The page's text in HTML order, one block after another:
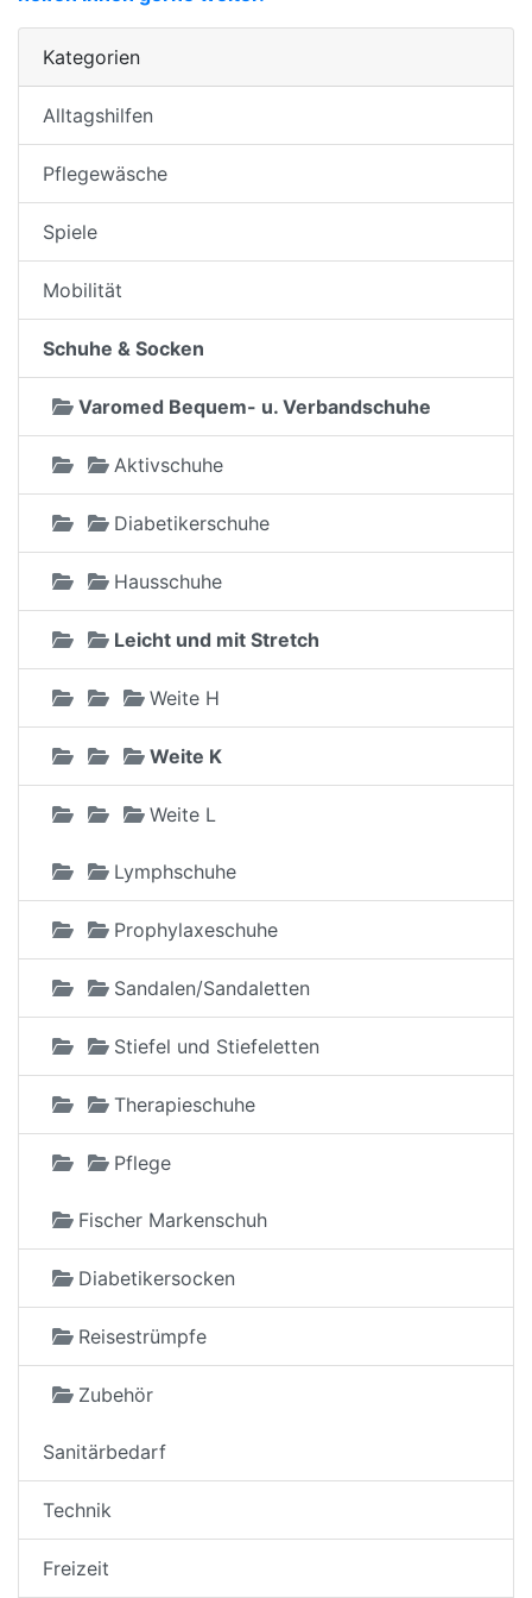
Kategorien
Alltagshilfen
Pflegewäsche
Spiele
Mobilität
Schuhe & Socken
Varomed Bequem- u. Verbandschuhe
Aktivschuhe
Diabetikerschuhe
Hausschuhe
Leicht und mit Stretch
Weite H
Weite K
Weite L
Lymphschuhe
Prophylaxeschuhe
Sandalen/Sandaletten
Stiefel und Stiefeletten
Therapieschuhe
Pflege
Fischer Markenschuh
Diabetikersocken
Reisestrümpfe
Zubehör
Sanitärbedarf
Technik
Freizeit